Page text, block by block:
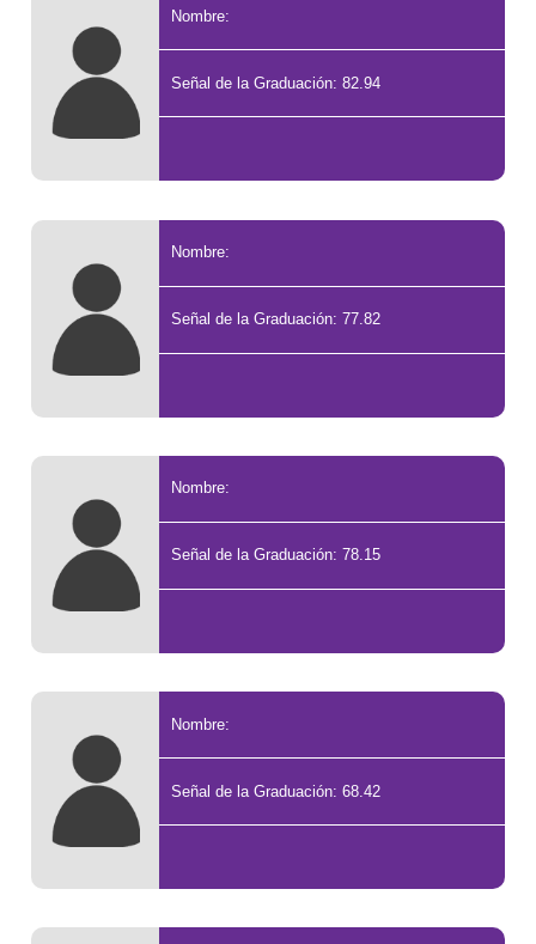
Nombre:
Señal de la Graduación: 82.94
Nombre:
Señal de la Graduación: 77.82
Nombre:
Señal de la Graduación: 78.15
Nombre:
Señal de la Graduación: 68.42